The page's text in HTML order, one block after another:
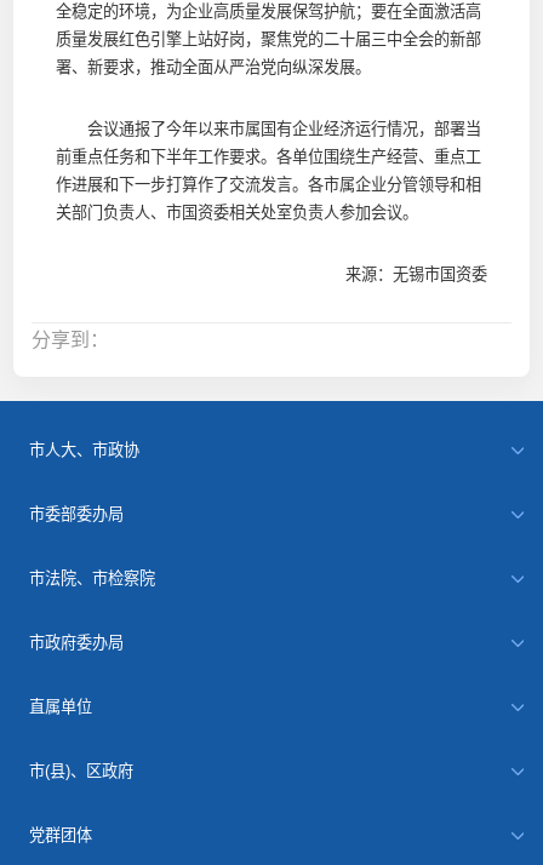
全稳定的环境，为企业高质量发展保驾护航；要在全面激活高
质量发展红色引擎上站好岗，聚焦党的二十届三中全会的新部
署、新要求，推动全面从严治党向纵深发展。
会议通报了今年以来市属国有企业经济运行情况，部署当
前重点任务和下半年工作要求。各单位围绕生产经营、重点工
作进展和下一步打算作了交流发言。各市属企业分管领导和相
关部门负责人、市国资委相关处室负责人参加会议。
来源：无锡市国资委
分享到：
市人大、市政协
市委部委办局
市法院、市检察院
市政府委办局
直属单位
市(县)、区政府
党群团体